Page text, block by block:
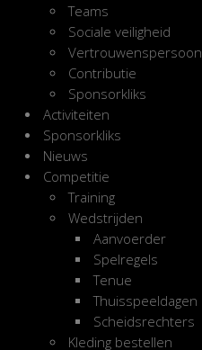
Teams
Sociale veiligheid
Vertrouwenspersoon
Contributie
Sponsorkliks
Activiteiten
Sponsorkliks
Nieuws
Competitie
Training
Wedstrijden
Aanvoerder
Spelregels
Tenue
Thuisspeeldagen
Scheidsrechters
Kleding bestellen